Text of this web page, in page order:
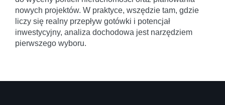
nowych projektów. W praktyce, wszędzie tam, gdzie
liczy się realny przepływ gotówki i potencjał
inwestycyjny, analiza dochodowa jest narzędziem
pierwszego wyboru.